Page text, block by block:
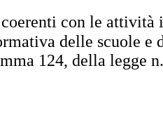
con le attività
delle scuole e
124, della legge